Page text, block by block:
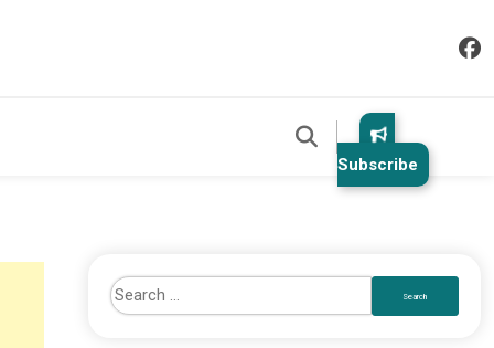
Subscribe